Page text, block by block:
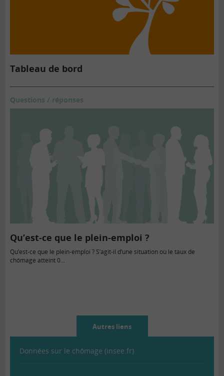
Tableau de bord
Questions / réponses
Qu’est-ce que le plein-emploi ?
Qu’est-ce que le plein-emploi ? S’agit-il d’une situation où le taux de
chômage atteint 0...
Autres liens
Données sur le chômage (insee.fr)